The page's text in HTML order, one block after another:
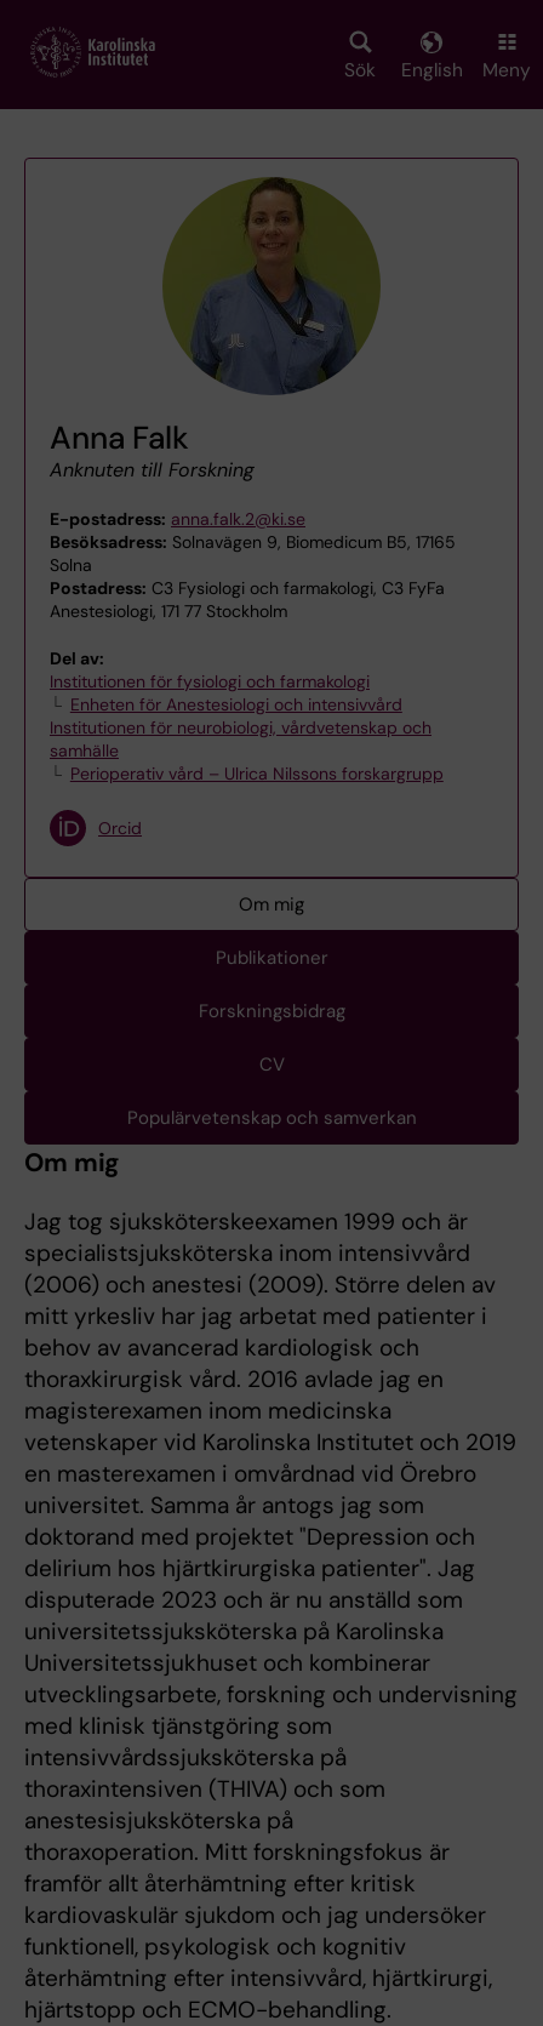
main
Sök English Meny
Anna Falk
Anknuten till Forskning
E-postadress: anna.falk.2@ki.se
Besöksadress: Solnavägen 9, Biomedicum B5, 17165
Solna
Postadress: C3 Fysiologi och farmakologi, C3 FyFa
Anestesiologi, 171 77 Stockholm
Del av:
Institutionen för fysiologi och farmakologi
Enheten för Anestesiologi och intensivvård
Institutionen för neurobiologi, vårdvetenskap och
samhälle
Perioperativ vård – Ulrica Nilssons forskargrupp
Orcid
Om mig
Publikationer
Forskningsbidrag
CV
Populärvetenskap och samverkan
Om mig
Jag tog sjuksköterskeexamen 1999 och är
specialistsjuksköterska inom intensivvård
(2006) och anestesi (2009). Större delen av
mitt yrkesliv har jag arbetat med patienter i
behov av avancerad kardiologisk och
thoraxkirurgisk vård. 2016 avlade jag en
magisterexamen inom medicinska
vetenskaper vid Karolinska Institutet och 2019
en masterexamen i omvårdnad vid Örebro
universitet. Samma år antogs jag som
doktorand med projektet "Depression och
delirium hos hjärtkirurgiska patienter". Jag
disputerade 2023 och är nu anställd som
universitetssjuksköterska på Karolinska
Universitetssjukhuset och kombinerar
utvecklingsarbete, forskning och undervisning
med klinisk tjänstgöring som
intensivvårdssjuksköterska på
thoraxintensiven (THIVA) och som
anestesisjuksköterska på
thoraxoperation. Mitt forskningsfokus är
framför allt återhämtning efter kritisk
kardiovaskulär sjukdom och jag undersöker
funktionell, psykologisk och kognitiv
återhämtning efter intensivvård, hjärtkirurgi,
hjärtstopp och ECMO-behandling.